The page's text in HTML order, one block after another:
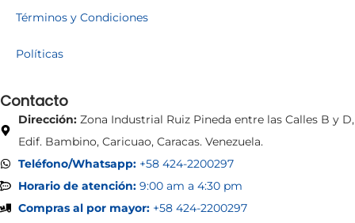
Términos y Condiciones
Políticas
Contacto
Dirección:Zona Industrial Ruiz Pineda entre las Calles B y D,
Edif. Bambino, Caricuao, Caracas. Venezuela.
Teléfono/Whatsapp:+58 424-2200297
Horario de atención:9:00 am a 4:30 pm
Compras al por mayor:+58 424-2200297